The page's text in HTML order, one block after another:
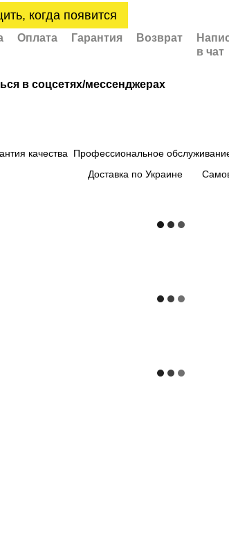
когда появится
Оплата Гарантия Возврат
в чат
в соцсетях/мессенджерах
качества Профессиональное
Доставка по Украине